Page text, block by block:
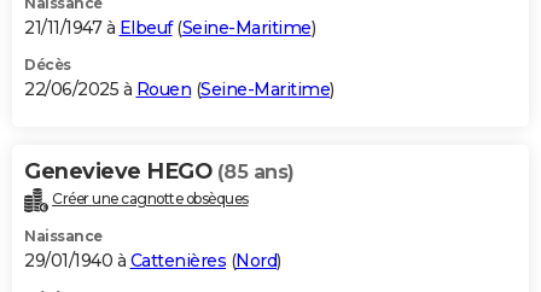
21/11/1947 à Elbeuf(Seine-Maritime)
Décès
22/06/2025 à Rouen (Seine-Maritime)
Genevieve HEGO (85 ans)
Créer une cagnotte obsèques
Naissance
29/01/1940 à Cattenières (Nord)